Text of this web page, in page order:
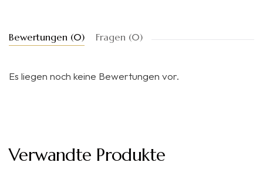
Bewertungen (0) Fragen (0)
Es liegen noch keine Bewertungen vor.
Verwandte Produkte